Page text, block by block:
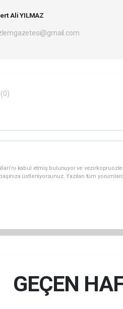
Ali YILMAZ
(0)
kabul etmiş bulunuyor ve
üstleniyorsunuz. Yazılan tüm
GEÇEN